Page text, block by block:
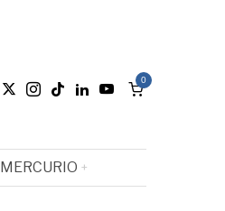
0
MERCURIO